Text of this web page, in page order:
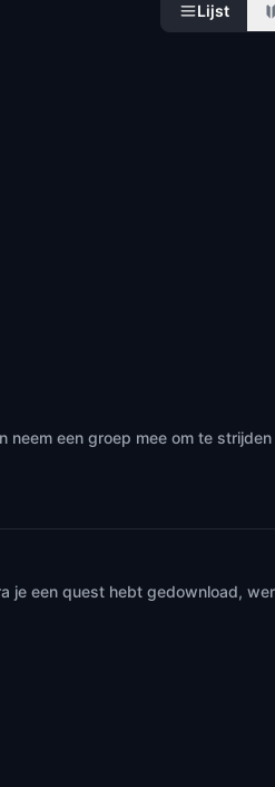
Lijst
een groep mee om te strijden
je een quest hebt gedownload,